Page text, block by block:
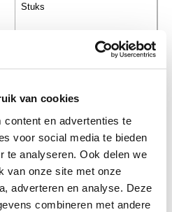
van cookies
en advertenties te
voor social media te bieden
te analyseren. Ook delen we
van onze site met onze
adverteren en analyse. Deze
combineren met andere
Stuks
RVS A2 borstbout M08x100
(de verpakkingseenheid is 100
stuks)
-